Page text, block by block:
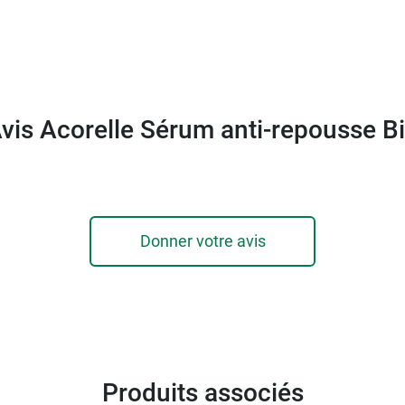
zones sensibles Acorelle.
Acorelle Sérum anti-repousse
Donner votre avis
Produits associés